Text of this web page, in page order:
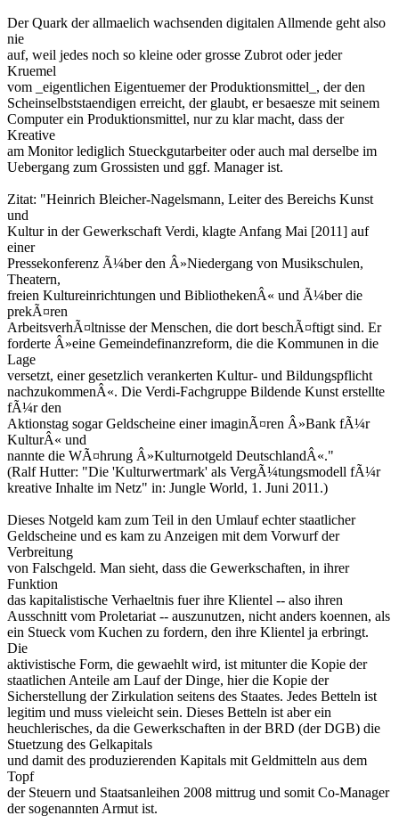
Der Quark der allmaelich wachsenden digitalen Allmende geht also
nie
auf, weil jedes noch so kleine oder grosse Zubrot oder jeder
Kruemel
vom _eigentlichen Eigentuemer der Produktionsmittel_, der den
Scheinselbststaendigen erreicht, der glaubt, er besaesze mit seinem
Computer ein Produktionsmittel, nur zu klar macht, dass der
Kreative
am Monitor lediglich Stueckgutarbeiter oder auch mal derselbe im
Uebergang zum Grossisten und ggf. Manager ist.
Zitat: "Heinrich Bleicher-Nagelsmann, Leiter des Bereichs Kunst
und
Kultur in der Gewerkschaft Verdi, klagte Anfang Mai [2011] auf
einer
Pressekonferenz Ã¼ber den Â»Niedergang von Musikschulen,
Theatern,
freien Kultureinrichtungen und BibliothekenÂ« und Ã¼ber die
prekÃ¤ren
ArbeitsverhÃ¤ltnisse der Menschen, die dort beschÃ¤ftigt sind. Er
forderte Â»eine Gemeindefinanzreform, die die Kommunen in die
Lage
versetzt, einer gesetzlich verankerten Kultur- und Bildungspflicht
nachzukommenÂ«. Die Verdi-Fachgruppe Bildende Kunst erstellte
fÃ¼r den
Aktionstag sogar Geldscheine einer imaginÃ¤ren Â»Bank fÃ¼r
KulturÂ« und
nannte die WÃ¤hrung Â»Kulturnotgeld DeutschlandÂ«."
(Ralf Hutter: "Die 'Kulturwertmark' als VergÃ¼tungsmodell fÃ¼r
kreative Inhalte im Netz" in: Jungle World, 1. Juni 2011.)
Dieses Notgeld kam zum Teil in den Umlauf echter staatlicher
Geldscheine und es kam zu Anzeigen mit dem Vorwurf der
Verbreitung
von Falschgeld. Man sieht, dass die Gewerkschaften, in ihrer
Funktion
das kapitalistische Verhaeltnis fuer ihre Klientel -- also ihren
Ausschnitt vom Proletariat -- auszunutzen, nicht anders koennen, als
ein Stueck vom Kuchen zu fordern, den ihre Klientel ja erbringt.
Die
aktivistische Form, die gewaehlt wird, ist mitunter die Kopie der
staatlichen Anteile am Lauf der Dinge, hier die Kopie der
Sicherstellung der Zirkulation seitens des Staates. Jedes Betteln ist
legitim und muss vieleicht sein. Dieses Betteln ist aber ein
heuchlerisches, da die Gewerkschaften in der BRD (der DGB) die
Stuetzung des Gelkapitals
und damit des produzierenden Kapitals mit Geldmitteln aus dem
Topf
der Steuern und Staatsanleihen 2008 mittrug und somit Co-Manager
der sogenannten Armut ist.